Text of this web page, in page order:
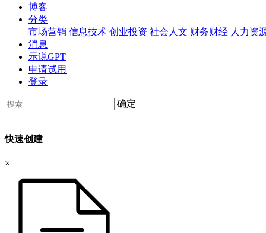
博客
分类
市场营销 信息技术 创业投资 社会人文 财务财经 人力资
消息
示说GPT
申请试用
登录
确定
快速创建
×